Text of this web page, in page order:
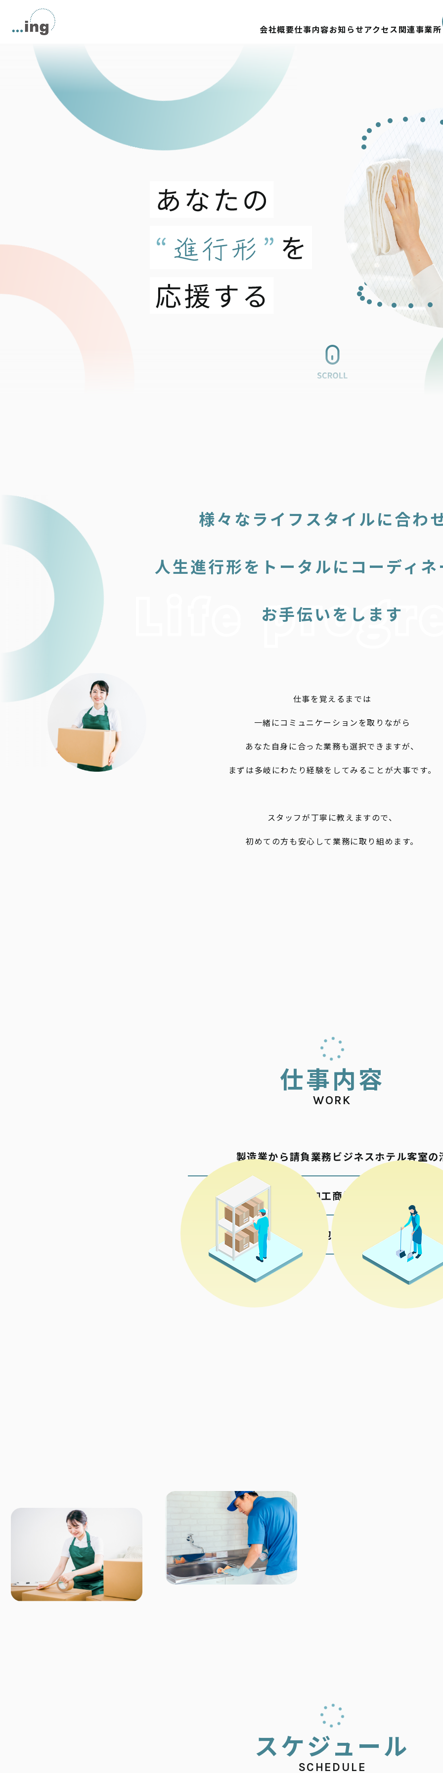
会社概要仕事内容お知らせアクセス関連事業所
様々なライフスタイルに合わ
人生進行形をトータルにコーディ
お手伝いをします
仕事を覚えるまでは
一緒にコミュニケーションを取りながら
あなた自身に合った業務も選択できますが、
まずは多岐にわたり経験をしてみることが大事です。
スタッフが丁寧に教えますので、
初めての方も安心して業務に取り組めます。
仕事内容
WORK
製造業から請負業務
包材の加工
各種検品梱包
ビジネスホテル客室の
商業施設の清掃
公共施設の清掃
スケジュ ール
SCHEDULE